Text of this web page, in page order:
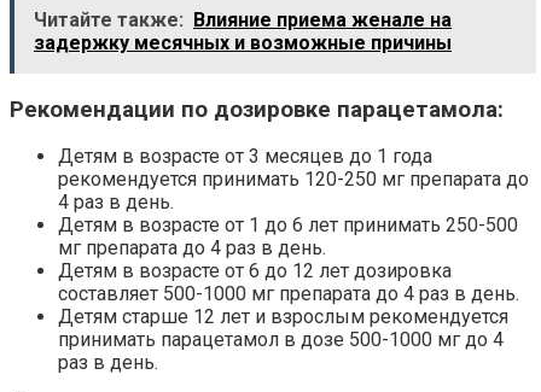
Читайте также: Влияние приема женале на
задержку месячных и возможные причины
Рекомендации по дозировке парацетамола:
Детям в возрасте от 3 месяцев до 1 года
рекомендуется принимать 120-250 мг препарата до
4 раз в день.
Детям в возрасте от 1 до 6 лет принимать 250-500
мг препарата до 4 раз в день.
Детям в возрасте от 6 до 12 лет дозировка
составляет 500-1000 мг препарата до 4 раз в день.
Детям старше 12 лет и взрослым рекомендуется
принимать парацетамол в дозе 500-1000 мг до 4
раз в день.